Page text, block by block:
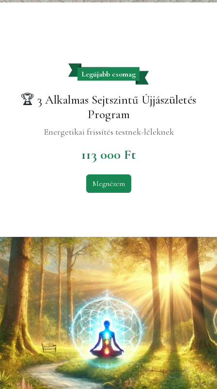
Legújabb csomag
🏆 3 Alkalmas Sejtszintű Újjászületés
Program
Energetikai frissítés testnek-léleknek
113 000 Ft
Megnézem